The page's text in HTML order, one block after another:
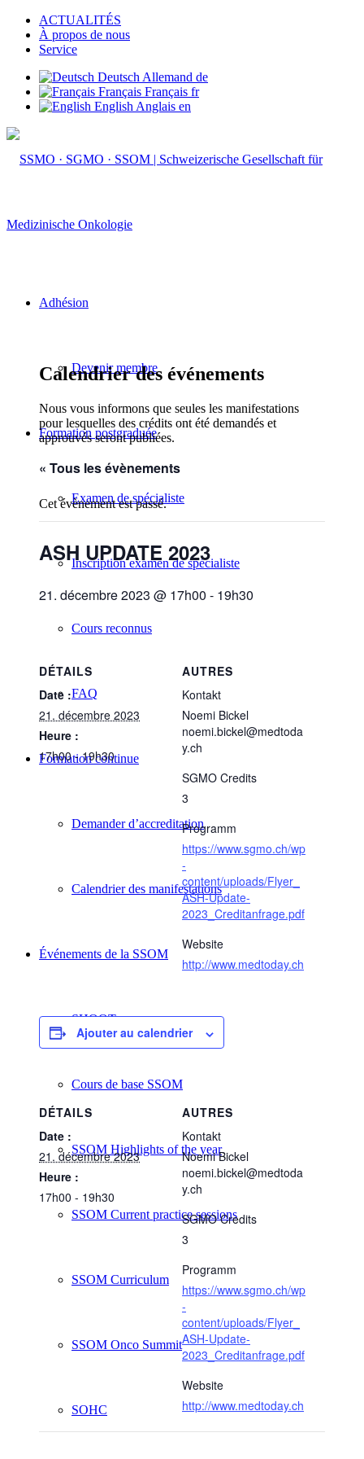
ACTUALITÉS
À propos de nous
Service
Deutsch Allemand de
Français Français fr
English Anglais en
Adhésion
Devenir membre
Formation postgraduée
Examen de spécialiste
Inscription examen de spécialiste
Cours reconnus
FAQ
Formation continue
Demander d’accreditation
Calendrier des manifestations
Événements de la SSOM
SHOOT cours
Cours de base SSOM
SSOM Highlights of the year
SSOM Current practice sessions
SSOM Curriculum
SSOM Onco Summit
SOHC
Calendrier des événements
Nous vous informons que seules les manifestations
pour lesquelles des crédits ont été demandés et
approuvés seront publiées.
« Tous les évènements
Cet évènement est passé.
ASH UPDATE 2023
21. décembre 2023 @ 17h00 - 19h30
DÉTAILS
Date :
21. décembre 2023
Heure :
17h00 - 19h30
AUTRES
Kontakt
Noemi Bickel
noemi.bickel@medtoda
y.ch
SGMO Credits
3
Programm
https://www.sgmo.ch/wp
-
content/uploads/Flyer_
ASH-Update-
2023_Creditanfrage.pdf
Website
http://www.medtoday.ch
Ajouter au calendrier
DÉTAILS
Date :
21. décembre 2023
Heure :
17h00 - 19h30
AUTRES
Kontakt
Noemi Bickel
noemi.bickel@medtoda
y.ch
SGMO Credits
3
Programm
https://www.sgmo.ch/wp
-
content/uploads/Flyer_
ASH-Update-
2023_Creditanfrage.pdf
Website
http://www.medtoday.ch